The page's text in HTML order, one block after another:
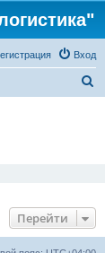
Вход
Перейти